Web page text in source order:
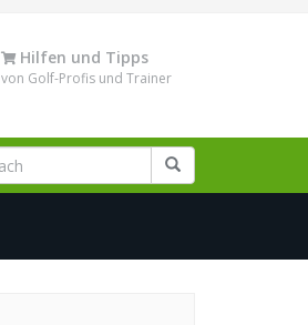
Hilfen und Tipps
von Golf-Profis und Trainer